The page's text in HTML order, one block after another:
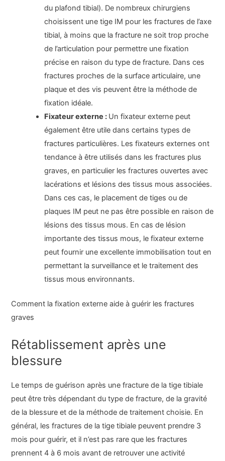
du plafond tibial). De nombreux chirurgiens
choisissent une tige IM pour les fractures de l’axe
tibial, à moins que la fracture ne soit trop proche
de l’articulation pour permettre une fixation
précise en raison du type de fracture. Dans ces
fractures proches de la surface articulaire, une
plaque et des vis peuvent être la méthode de
fixation idéale.
Fixateur externe : Un fixateur externe peut
également être utile dans certains types de
fractures particulières. Les fixateurs externes ont
tendance à être utilisés dans les fractures plus
graves, en particulier les fractures ouvertes avec
lacérations et lésions des tissus mous associées.
Dans ces cas, le placement de tiges ou de
plaques IM peut ne pas être possible en raison de
lésions des tissus mous. En cas de lésion
importante des tissus mous, le fixateur externe
peut fournir une excellente immobilisation tout en
permettant la surveillance et le traitement des
tissus mous environnants.
Comment la fixation externe aide à guérir les fractures
graves
Rétablissement après une
blessure
Le temps de guérison après une fracture de la tige tibiale
peut être très dépendant du type de fracture, de la gravité
de la blessure et de la méthode de traitement choisie. En
général, les fractures de la tige tibiale peuvent prendre 3
mois pour guérir, et il n’est pas rare que les fractures
prennent 4 à 6 mois avant de retrouver une activité